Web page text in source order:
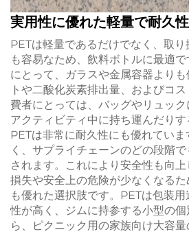
実用性に優れた軽量で耐久
PETは軽量であるだけでなく、取
も容易なため、飲料ボトルに最適
にとって、ガラスや金属容器より
トや二酸化炭素排出量、およびコ
費者にとっては、バッグやリュッ
アクティビティ中に持ち運んだりす
PETは非常に耐久性にも優れてい
く、サプライチェーンのどの段階
されます。これにより安全性も向
損失や安全上の危険が少なくなる
も優れた選択肢です。PETは包装
性が高く、ジムに持参する小型の
ら、ピクニック用の家族向け大容